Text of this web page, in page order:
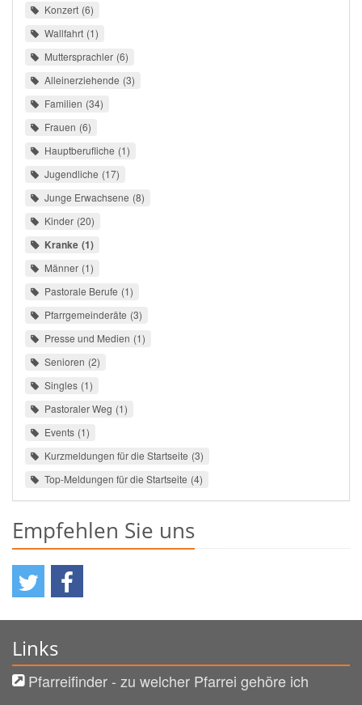
Konzert 6
Wallfahrt 1
Muttersprachler 6
Alleinerziehende 3
Familien 34
Frauen 6
Hauptberufliche 1
Jugendliche 17
Junge Erwachsene 8
Kinder 20
Kranke 1
Männer 1
Pastorale Berufe 1
Pfarrgemeinderäte 3
Presse und Medien 1
Senioren 2
Singles 1
Pastoraler Weg 1
Events 1
Kurzmeldungen für die Startseite 3
Top-Meldungen für die Startseite 4
Empfehlen Sie uns
Links
Pfarreifinder - zu welcher Pfarrei gehöre ich